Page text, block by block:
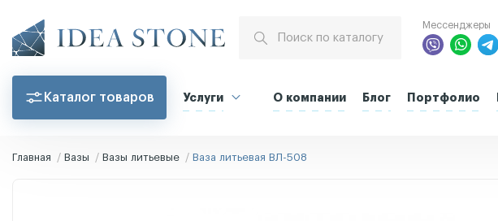
Мессенджеры
Каталог товаров Услуги О компании Блог Портфолио
Главная Вазы Вазы литьевые Ваза литьевая ВЛ-508